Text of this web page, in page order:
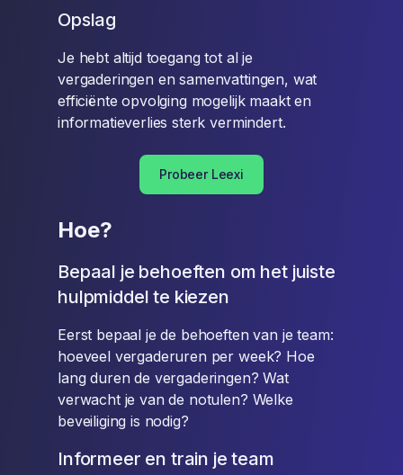
Opslag
Je hebt altijd toegang tot al je
vergaderingen en samenvattingen, wat
efficiënte opvolging mogelijk maakt en
informatieverlies sterk vermindert.
Probeer Leexi
Hoe?
Bepaal je behoeften om het juiste
hulpmiddel te kiezen
Eerst bepaal je de behoeften van je team:
hoeveel vergaderuren per week? Hoe
lang duren de vergaderingen? Wat
verwacht je van de notulen? Welke
beveiliging is nodig?
Informeer en train je team